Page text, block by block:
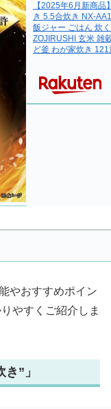
【2025年6月新商
き 5.5合炊き NX-
飯ジャー ごはん 炊
ZOJIRUSHI 玄米 雑
ど釜 わが家炊き 121
やおすすめポイン
やすくご紹介しま
”」